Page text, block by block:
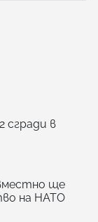
сгради в
ще
на НАТО